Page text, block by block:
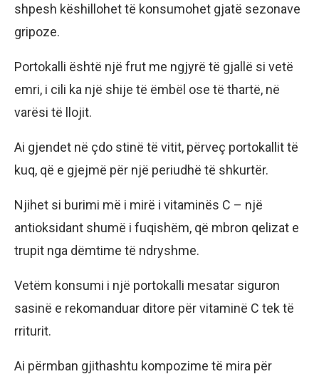
shpesh këshillohet të konsumohet gjatë sezonave
gripoze.
Portokalli është një frut me ngjyrë të gjallë si vetë
emri, i cili ka një shije të ëmbël ose të thartë, në
varësi të llojit.
Ai gjendet në çdo stinë të vitit, përveç portokallit të
kuq, që e gjejmë për një periudhë të shkurtër.
Njihet si burimi më i mirë i vitaminës C – një
antioksidant shumë i fuqishëm, që mbron qelizat e
trupit nga dëmtime të ndryshme.
Vetëm konsumi i një portokalli mesatar siguron
sasinë e rekomanduar ditore për vitaminë C tek të
rriturit.
Ai përmban gjithashtu kompozime të mira për